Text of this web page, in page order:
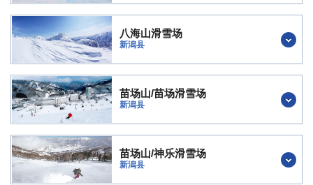
八海山滑雪场
新潟县
苗场山/苗场滑雪场
新潟县
苗场山/神乐滑雪场
新潟县